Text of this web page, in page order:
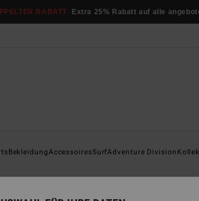
RABATT Extra 25% Rabatt auf alle
BekleidungAccessoiresSurfAdventure Division